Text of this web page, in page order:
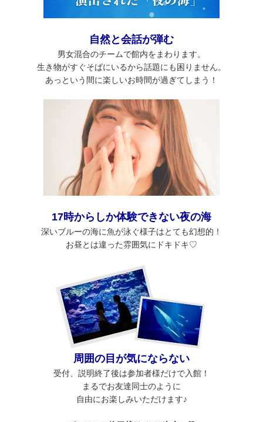
自然と会話が弾む
男女混合のチームで館内をまわります。
生き物がすぐそばにいるから話題にも困りません。
あっという間に楽しいお時間が過ぎてしまう！
17時からしか体験できない夜の海
深いブルーの海に魚が泳ぐ様子はとても幻想的！
お昼とは違った雰囲気にドキドキ♡
周囲の目が気にならない
受付、説明終了後は参加者様だけで入館！
まるでお友達同士のように
自由にお楽しみいただけます♪